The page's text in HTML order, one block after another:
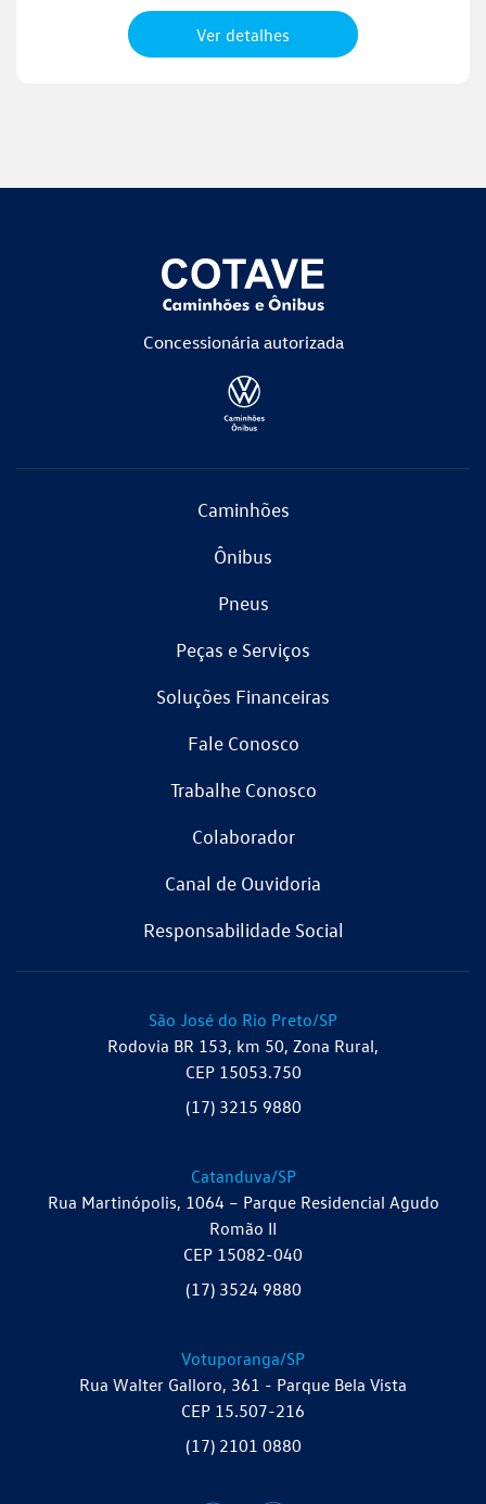
Ver detalhes
Concessionáriaautorizada
Caminhões
Ônibus
Pneus
Peças e Serviços
Soluções Financeiras
Fale Conosco
Trabalhe Conosco
Colaborador
Canal de Ouvidoria
Responsabilidade Social
São José do Rio Preto/SP
Rodovia BR 153, km 50, Zona Rural,
CEP 15053.750
(17) 3215 9880
Catanduva/SP
Rua Martinópolis, 1064 – Parque Residencial Agudo
Romão II
CEP 15082-040
(17) 3524 9880
Votuporanga/SP
Rua Walter Galloro, 361 - Parque Bela Vista
CEP 15.507-216
(17) 2101 0880